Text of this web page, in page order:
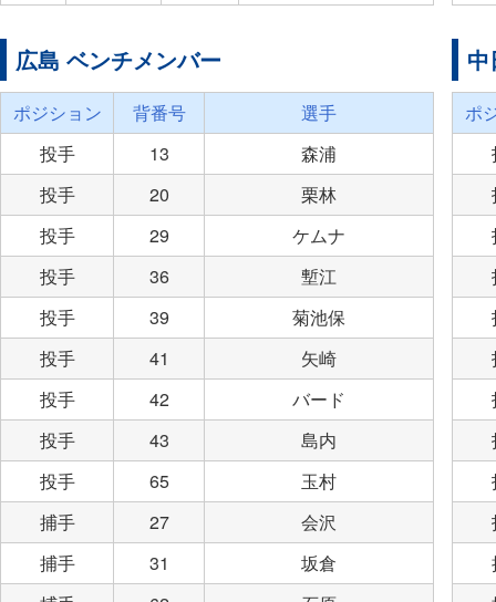
広島 ベンチメンバー
ポジション 背番号
選手
投手
13
森浦
投手
20
栗林
投手
29
ケムナ
投手
36
塹江
投手
39
菊池保
投手
41
矢崎
投手
42
バード
投手
43
島内
投手
65
玉村
捕手
27
会沢
捕手
31
坂倉
ポ